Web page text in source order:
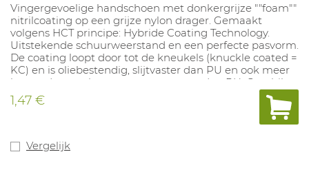
Vingergevoelige handschoen met donkergrijze ""foam""
nitrilcoating op een grijze nylon drager. Gemaakt
volgens HCT principe: Hybride Coating Technology.
Uitstekende schuurweerstand en een perfecte pasvorm.
De coating loopt door tot de kneukels (knuckle coated =
KC) en is oliebestendig, slijtvaster dan PU en ook meer
bestand tegen hogere temperaturen dan PU. Geschikt
voor alle handelingen waar hoge vingergevoeligheid
vereist is zoals assemblage, montage, verpakking,
automobiel, enz. Beschikbare maten: 7 - 11. Conform EN
1,47 €
Vergelijk